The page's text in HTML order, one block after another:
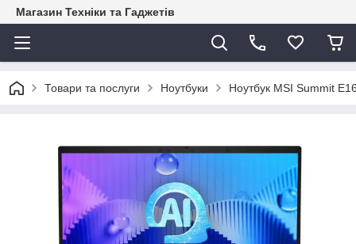
Магазин Техніки та Гаджетів
Товари та послуги Ноутбуки Ноутбук MSI Summit